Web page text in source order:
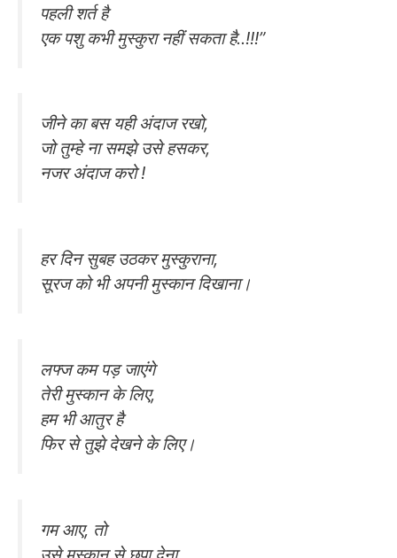
पहली शर्त है
एक पशु कभी मुस्कुरा नहीं सकता है..!!!”
जीने का बस यही अंदाज रखो,
जो तुम्हे ना समझे उसे हसकर,
नजर अंदाज करो !
हर दिन सुबह उठकर मुस्कुराना,
सूरज को भी अपनी मुस्कान दिखाना।
लफ्ज कम पड़ जाएंगे
तेरी मुस्कान के लिए,
हम भी आतुर है
फिर से तुझे देखने के लिए।
गम आए, तो